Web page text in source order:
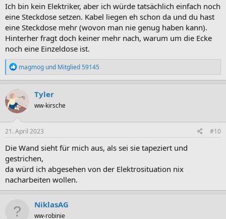
Ich bin kein Elektriker, aber ich würde tatsächlich einfach noch
eine Steckdose setzen. Kabel liegen eh schon da und du hast
eine Steckdose mehr (wovon man nie genug haben kann).
Hinterher fragt doch keiner mehr nach, warum um die Ecke
noch eine Einzeldose ist.
R
e
a
k
t
i
o
n
e
:
magmog und Mitglied 59145
Tyler
ww-kirsche
21. April 2023 #10
Die Wand sieht für mich aus, als sei sie tapeziert und
gestrichen,
da würd ich abgesehen von der Elektrosituation nix
nacharbeiten wollen.
NiklasAG
ww-robinie